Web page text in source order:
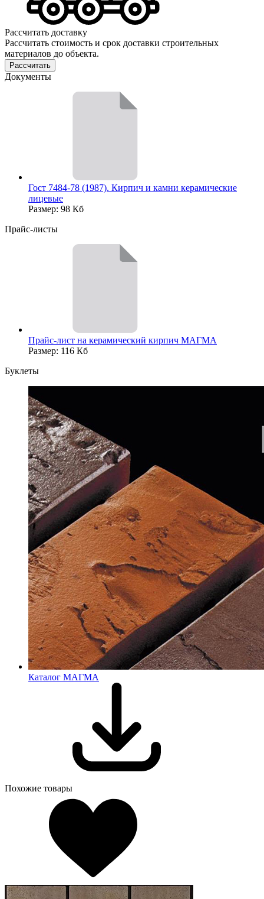
Рассчитать доставку
Рассчитать стоимость и срок доставки строительных
материалов до объекта.
Рассчитать
Документы
Гост 7484-78 (1987). Кирпич и камни керамические
лицевые
Размер: 98 Кб
Прайс-листы
Прайс-лист на керамический кирпич МАГМА
Размер: 116 Кб
Буклеты
Каталог МАГМА
Похожие товары